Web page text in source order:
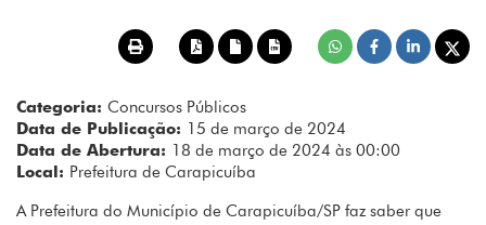
Categoria: Concursos Públicos
Data de Publicação: 15 de março de 2024
Data de Abertura: 18 de março de 2024 às 00:00
Local: Prefeitura de Carapicuíba
A Prefeitura do Município de Carapicuíba/SP faz saber que